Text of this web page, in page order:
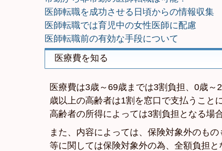
医師転職を成功させる日頃からの情報収集
医師転職では育児中の女性医師に配慮
医師転職前の有効な手段について
医療費を知る
医療費は3歳～69歳までは3割負担、0歳～
歳以上の高齢者は1割を窓口で支払うこと
高齢者の所得によっては3割負担となる場
また、内容によっては、保険対象外のも
等に関しては保険対象外の為、全額負担と